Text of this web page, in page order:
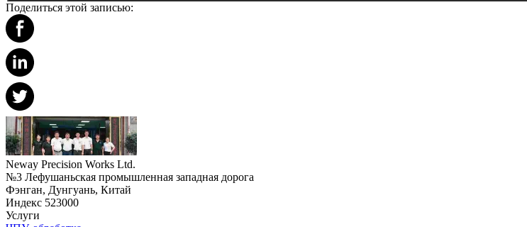
Поделиться этой записью:
Neway Precision Works Ltd.
№3 Лефушаньская промышленная западная дорога
Фэнган, Дунгуань, Китай
Индекс 523000
Услуги